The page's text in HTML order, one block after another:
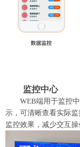
监控中心
WEB端用于监控中
示，可清晰查看实际
监控效果，减少交